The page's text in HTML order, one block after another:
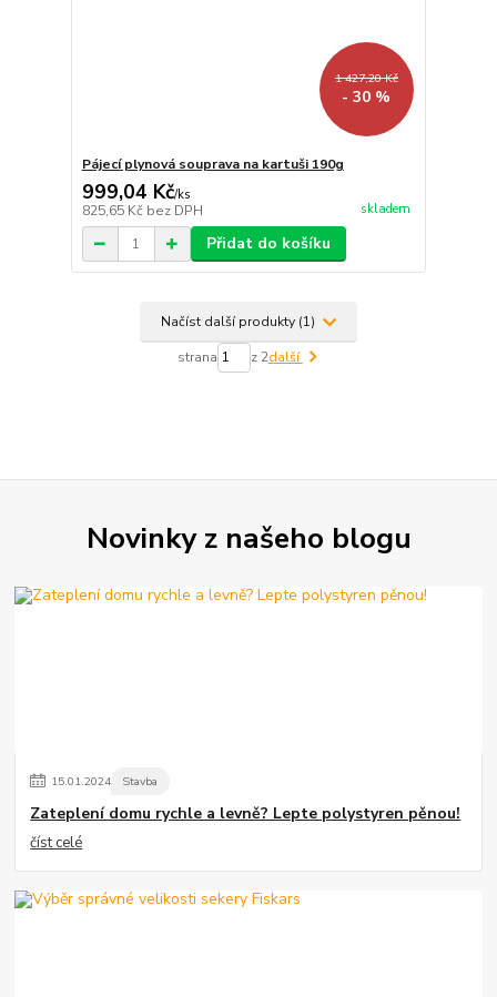
1 427,20 Kč
- 30 %
Pájecí plynová souprava na kartuši 190g
999,04 Kč/ks
825,65 Kč bez DPH skladem
Přidat do košíku
Načíst další produkty (1)
strana z 2další
Novinky z našeho blogu
15.01.2024 Stavba
Zateplení domu rychle a levně? Lepte polystyren pěnou!
číst celé